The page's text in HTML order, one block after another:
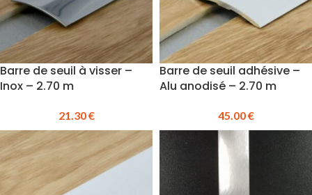
Barre de seuil à visser –
Inox – 2.70 m
21.30€
Barre de seuil adhésive –
Alu anodisé – 2.70 m
45.00€